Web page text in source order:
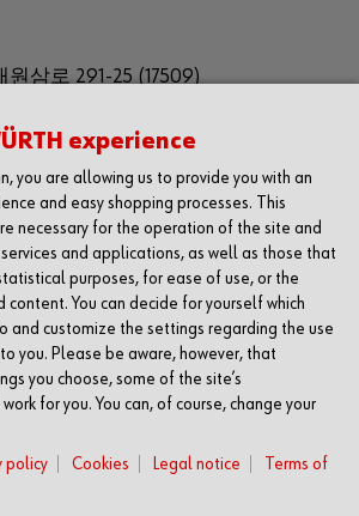
삼로 291-25 (17509)
기흥로 614
호(18469)
#2,
ro,
do,
experience
you are allowing us to provide you with an
and easy shopping processes. This
necessary for the operation of the site and
and applications, as well as those that
purposes, for ease of use, or the
You can decide for yourself which
and customize the settings regarding the use
you. Please be aware, however, that
you choose, some of the site’s
for you. You can, of course, change your
policy Cookies Legal notice
Terms of